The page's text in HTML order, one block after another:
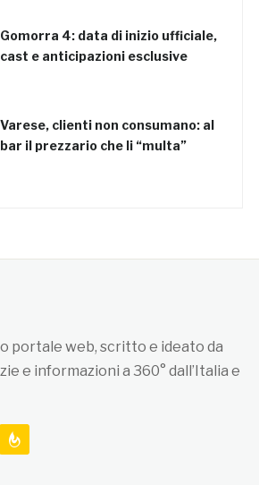
Gomorra 4: data di inizio ufficiale,
cast e anticipazioni esclusive
Varese, clienti non consumano: al
bar il prezzario che li “multa”
portale web, scritto e ideato da
e informazioni a 360° dall’Italia e
feedburner